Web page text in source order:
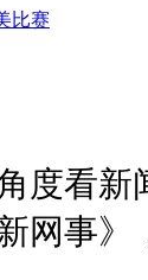
比赛
看新闻
网事》